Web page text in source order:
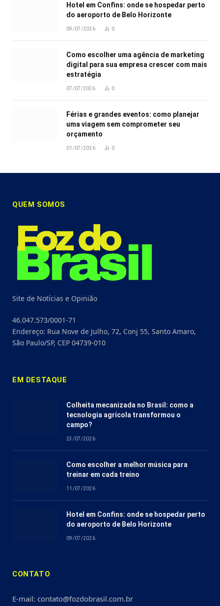
Hotel em Confins: onde se hospedar perto
do aeroporto de Belo Horizonte
09/07/2026 0
Como escolher uma agência de marketing
digital para sua empresa crescer com mais
estratégia
07/07/2026 0
Férias e grandes eventos: como planejar
uma viagem sem comprometer seu
orçamento
01/07/2026 0
QUEM SOMOS
Site de Notícias e Opinião
46.047.573/0001-71
Endereço: Rua Nove de Julho, 72, Conj 55, Santo Amaro,
São Paulo/SP, CEP 04739-010
EM DESTAQUE
Colheita mecanizada no Brasil: como a
tecnologia agrícola transformou o
campo?
23/07/2026
Como escolher a melhor música para
treinar em cada treino
11/07/2026
Hotel em Confins: onde se hospedar perto
do aeroporto de Belo Horizonte
09/07/2026
CONTATO
E-mail: contato@fozdobrasil.com.br